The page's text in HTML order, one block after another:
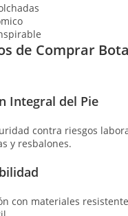
de Comprar
Integral del Pie
contra riesgos
y resbalones.
con materiales